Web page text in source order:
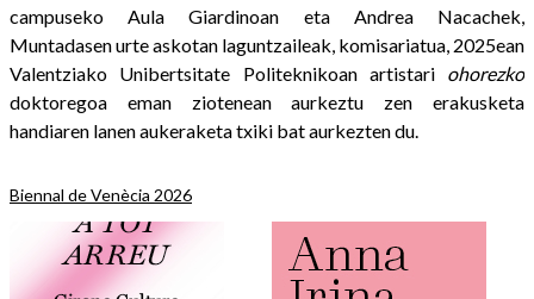
campuseko Aula Giardinoan eta Andrea Nacachek,
Muntadasen urte askotan laguntzaileak, komisariatua, 2025ean
Valentziako Unibertsitate Politeknikoan artistari ohorezko
doktoregoa eman ziotenean aurkeztu zen erakusketa
handiaren lanen aukeraketa txiki bat aurkezten du.
Biennal de Venècia 2026